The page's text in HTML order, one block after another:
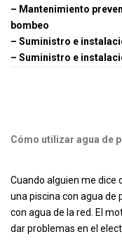
– Mantenimiento
bombeo
– Suministro e
– Suministro e
Cómo utilizar agua de
Cuando alguien me dice
una piscina con agua de
con agua de la red. El
dar problemas en el